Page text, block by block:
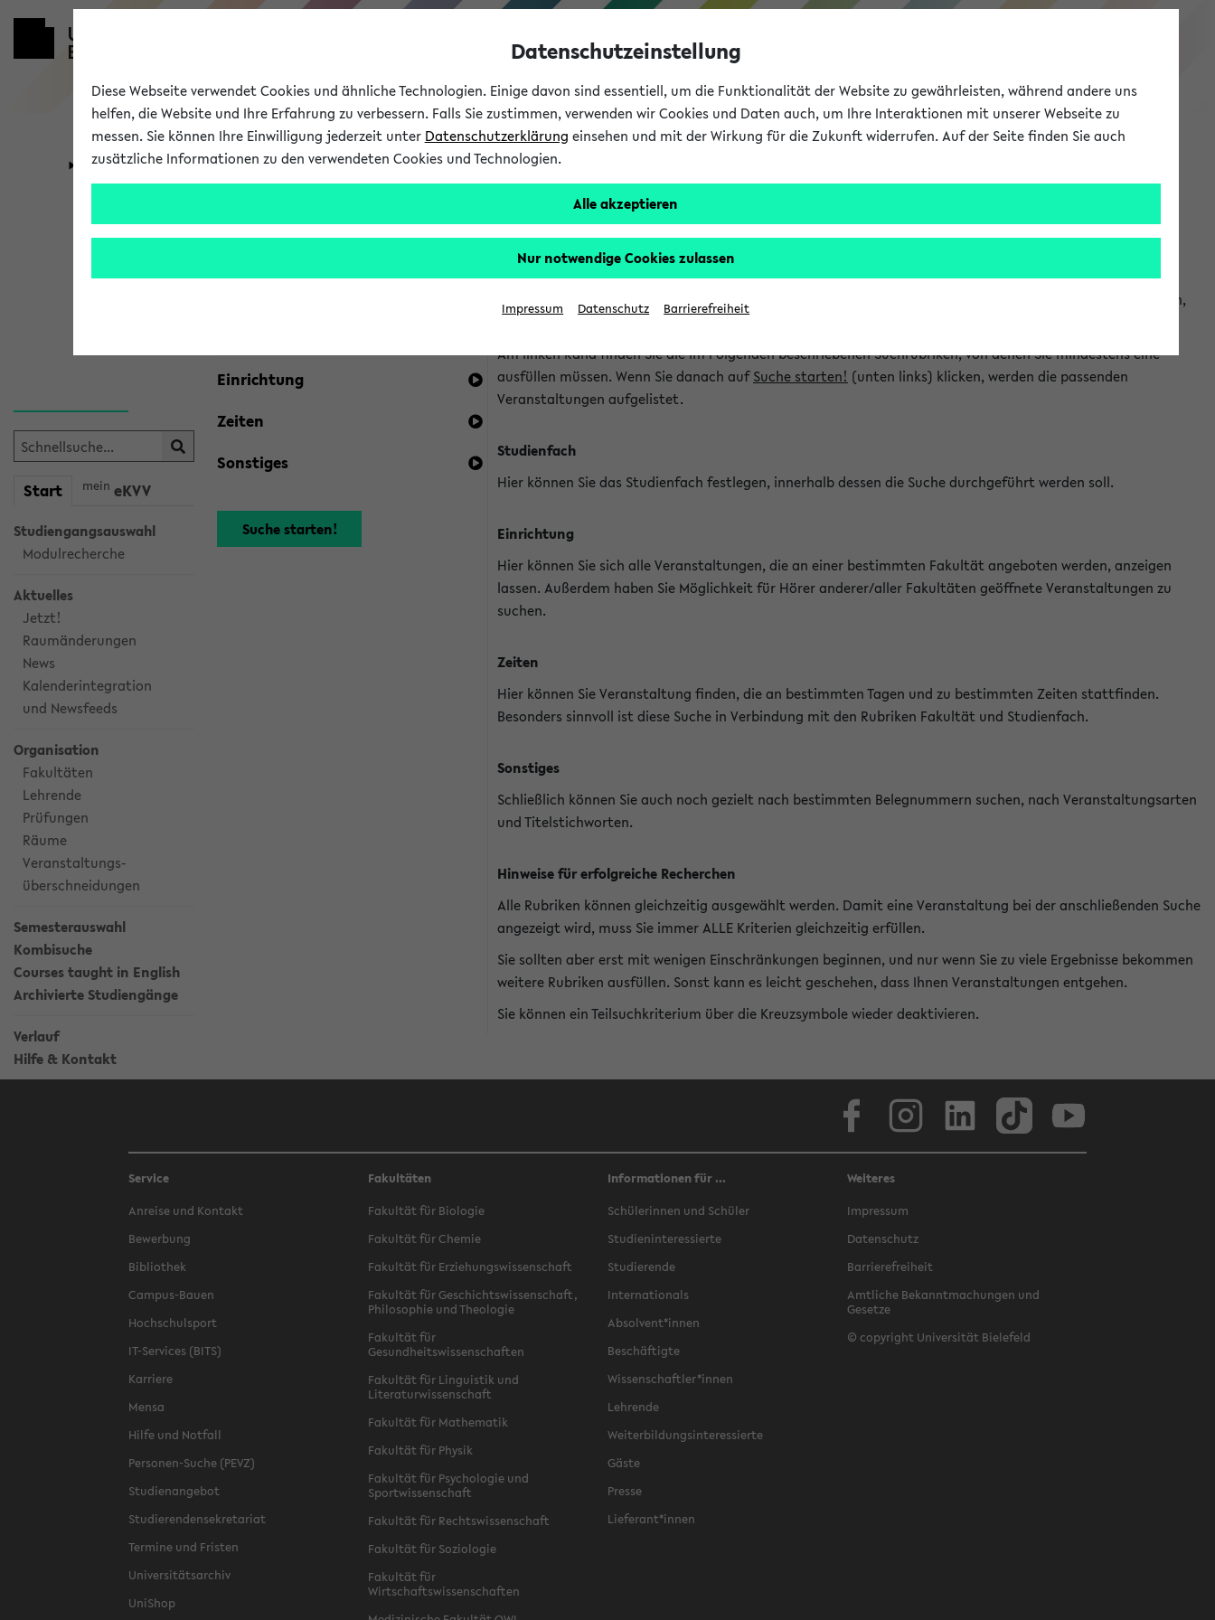
eKVV
Universität Forschung Studium
Start mein eKVV
Studiengangsauswahl
Modulrecherche
Aktuelles
Jetzt!
Raumänderungen
News
Kalenderintegration
und Newsfeeds
Organisation
Fakultäten
Lehrende
Prüfungen
Räume
Veranstaltungs-
überschneidungen
Semesterauswahl
Kombisuche
Courses taught in English
Archivierte Studiengänge
Verlauf
Hilfe & Kontakt
Kombisuche im eKVV
Ihre Suchkriterien:
Einrichtung
Zeiten
Sonstiges
Hinweise zur Kombisuche
Sie können das eKVV nach diversen Kriterien durchsuchen und so gezielt die Veranstaltungen heraussuchen,
die für Sie interessant sind.
Am linken Rand finden Sie die im Folgenden beschriebenen Suchrubriken, von denen Sie mindestens eine
ausfüllen müssen. Wenn Sie danach aufSuche starten! (unten links) klicken, werden die passenden
Veranstaltungen aufgelistet.
Studienfach
Hier können Sie das Studienfach festlegen, innerhalb dessen die Suche durchgeführt werden soll.
Einrichtung
Hier können Sie sich alle Veranstaltungen, die an einer bestimmten Fakultät angeboten werden, anzeigen
lassen. Außerdem haben Sie Möglichkeit für Hörer anderer/aller Fakultäten geöffnete Veranstaltungen zu
suchen.
Zeiten
Hier können Sie Veranstaltung finden, die an bestimmten Tagen und zu bestimmten Zeiten stattfinden.
Besonders sinnvoll ist diese Suche in Verbindung mit den Rubriken Fakultät und Studienfach.
Sonstiges
Schließlich können Sie auch noch gezielt nach bestimmten Belegnummern suchen, nach Veranstaltungsarten
und Titelstichworten.
Hinweise für erfolgreiche Recherchen
Alle Rubriken können gleichzeitig ausgewählt werden. Damit eine Veranstaltung bei der anschließenden Suche
angezeigt wird, muss Sie immer ALLE Kriterien gleichzeitig erfüllen.
Sie sollten aber erst mit wenigen Einschränkungen beginnen, und nur wenn Sie zu viele Ergebnisse bekommen
weitere Rubriken ausfüllen. Sonst kann es leicht geschehen, dass Ihnen Veranstaltungen entgehen.
Sie können ein Teilsuchkriterium über die Kreuzsymbole wieder deaktivieren.
Service
Anreise und Kontakt
Bewerbung
Bibliothek
Campus-Bauen
Hochschulsport
IT-Services (BITS)
Karriere
Mensa
Hilfe und Notfall
Personen-Suche (PEVZ)
Studienangebot
Studierendensekretariat
Termine und Fristen
Universitätsarchiv
UniShop
Fakultäten
Fakultät für Biologie
Fakultät für Chemie
Fakultät für Erziehungswissenschaft
Fakultät für Geschichtswissenschaft,
Philosophie und Theologie
Fakultät für
Gesundheitswissenschaften
Fakultät für Linguistik und
Literaturwissenschaft
Fakultät für Mathematik
Fakultät für Physik
Fakultät für Psychologie und
Sportwissenschaft
Fakultät für Rechtswissenschaft
Fakultät für Soziologie
Fakultät für
Wirtschaftswissenschaften
Informationen für ...
Schülerinnen und Schüler
Studieninteressierte
Studierende
Internationals
Absolvent*innen
Beschäftigte
Wissenschaftler*innen
Lehrende
Weiterbildungsinteressierte
Gäste
Presse
Lieferant*innen
Weiteres
Impressum
Datenschutz
Barrierefreiheit
Amtliche Bekanntmachungen und
Gesetze
© copyright Universität Bielefeld
Datenschutzeinstellung
Diese Webseite verwendet Cookies und ähnliche Technologien. Einige davon sind essentiell, um die Funktionalität der Website zu gewährleisten, während andere uns
helfen, die Website und Ihre Erfahrung zu verbessern. Falls Sie zustimmen, verwenden wir Cookies und Daten auch, um Ihre Interaktionen mit unserer Webseite zu
messen. Sie können Ihre Einwilligung jederzeit unter Datenschutzerklärung einsehen und mit der Wirkung für die Zukunft widerrufen. Auf der Seite finden Sie auch
zusätzliche Informationen zu den verwendeten Cookies und Technologien.
Alle akzeptieren
Nur notwendige Cookies zulassen
Impressum Datenschutz Barrierefreiheit